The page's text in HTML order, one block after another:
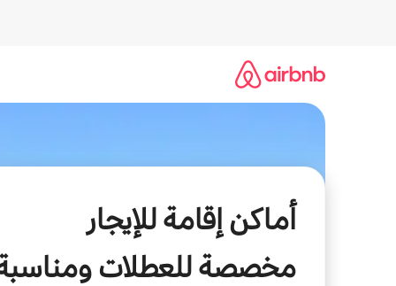
أماكن إقامة للإيجار
مخصصة للعطلات